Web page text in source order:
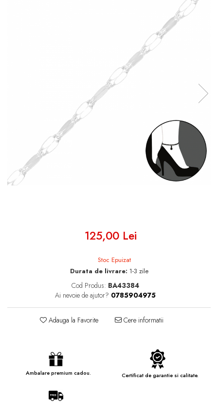
125,00 Lei
Stoc Epuizat
Durata de livrare: 1-3 zile
Cod Produs: BA43384
Ai nevoie de ajutor? 0785904975
Adauga la Favorite Cere informatii
Ambalare premium cadou. Certificat de garantie si calitate.